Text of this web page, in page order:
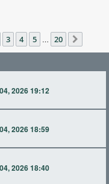
von 20
3 4 5 … 20
2026 19:12
2026 18:59
2026 18:40